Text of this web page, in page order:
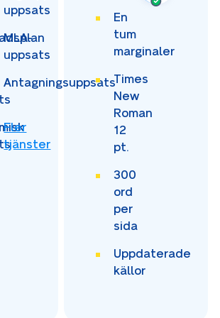
uppsats
MLA-
uppsats
Antagningsuppsats
Fler
tjänster
En
tum
marginaler
Times
New
Roman
12
pt.
300
ord
per
sida
Uppdaterade
källor